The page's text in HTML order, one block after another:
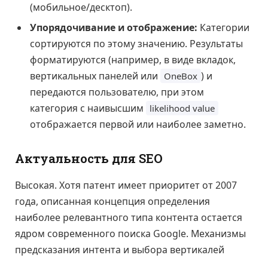
(мобильное/десктоп).
Упорядочивание и отображение: Категории
сортируются по этому значению. Результаты
форматируются (например, в виде вкладок,
вертикальных панелей или OneBox ) и
передаются пользователю, при этом
категория с наивысшим likelihood value
отображается первой или наиболее заметно.
Актуальность для SEO
Высокая. Хотя патент имеет приоритет от 2007
года, описанная концепция определения
наиболее релевантного типа контента остается
ядром современного поиска Google. Механизмы
предсказания интента и выбора вертикалей